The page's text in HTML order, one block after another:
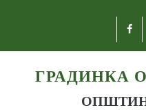
ГРАДИНКА